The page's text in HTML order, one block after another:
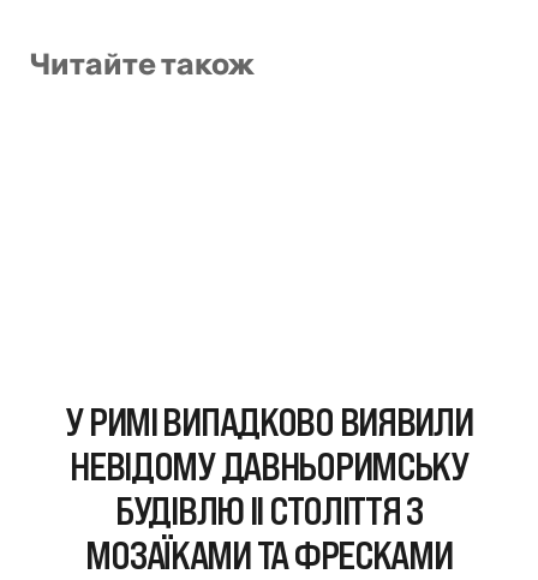
Читайте також
У РИМІ ВИПАДКОВО ВИЯВИЛИ
НЕВІДОМУ ДАВНЬОРИМСЬКУ
БУДІВЛЮ II СТОЛІТТЯ З
МОЗАЇКАМИ ТА ФРЕСКАМИ